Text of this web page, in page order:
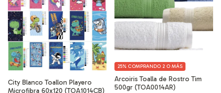
City Blanco Toallon Playero
Microfibra 60x120 (TOA1014CB)
Arcoiris Toalla de Rostro Tim
500gr (TOA0014AR)
25% COMPRANDO 2 O MÁS